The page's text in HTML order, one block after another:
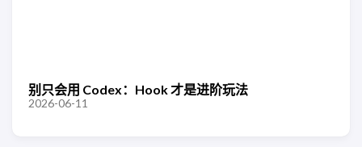
别只会用 Codex：Hook 才是进阶玩法
2026-06-11